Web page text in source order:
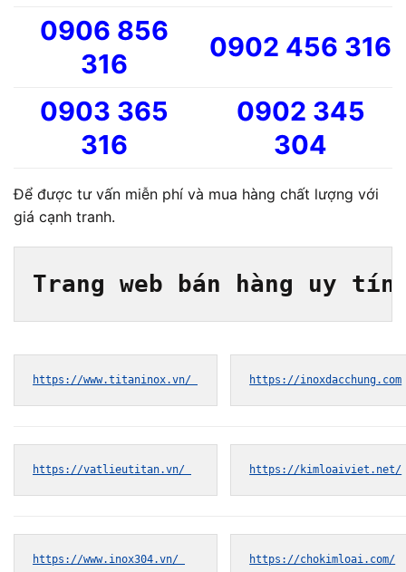
0906 856
316
0902 456 316
0903 365
316
0902 345
304
Để được tư vấn miễn phí và mua hàng chất lượng với
giá cạnh tranh.
Trang web bán hàng uy tín
https://www.titaninox.vn/ https://inoxdacchung.com
https://vatlieutitan.vn/ https://kimloaiviet.net/
https://www.inox304.vn/ https://chokimloai.com/